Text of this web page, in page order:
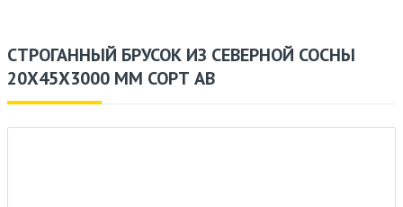
СТРОГАННЫЙ БРУСОК ИЗ СЕВЕРНОЙ СОСНЫ
20X45X3000 ММ СОРТ AB